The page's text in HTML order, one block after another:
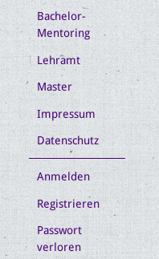
Bachelor-
Mentoring
Lehramt
Master
Impressum
Datenschutz
Anmelden
Registrieren
Passwort
verloren